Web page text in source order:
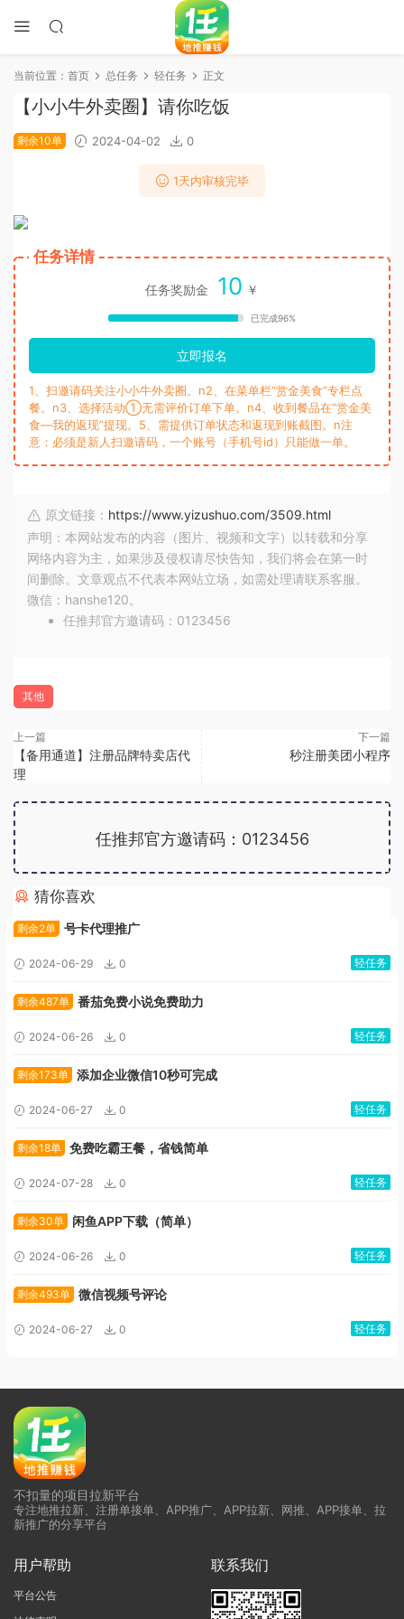
当前位置： 首页 总任务 轻任务 正文
【小小牛外卖圈】请你吃饭
剩余10单 2024-04-02 0
1天内审核完毕
任务详情
任务奖励金 10 ￥
已完成96%
立即报名
1、扫邀请码关注小小牛外卖圈。n2、在菜单栏“赏金美食”专栏点
餐。n3、选择活动①无需评价订单下单。n4、收到餐品在“赏金美
食—我的返现”提现。5、需提供订单状态和返现到账截图。n注
意：必须是新人扫邀请码，一个账号（手机号id）只能做一单。
原文链接： https://www.yizushuo.com/3509.html
声明：本网站发布的内容（图片、视频和文字）以转载和分享
网络内容为主，如果涉及侵权请尽快告知，我们将会在第一时
间删除。文章观点不代表本网站立场，如需处理请联系客服。
微信：hanshe120。
任推邦官方邀请码：0123456
其他
上一篇
【备用通道】注册品牌特卖店代
理
下一篇
秒注册美团小程序
任推邦官方邀请码：0123456
猜你喜欢
剩余2单 号卡代理推广
2024-06-29 0 轻任务
剩余487单 番茄免费小说免费助力
2024-06-26 0 轻任务
剩余173单 添加企业微信10秒可完成
2024-06-27 0 轻任务
剩余18单 免费吃霸王餐，省钱简单
2024-07-28 0 轻任务
剩余30单 闲鱼APP下载（简单）
2024-06-26 0 轻任务
剩余493单 微信视频号评论
2024-06-27 0 轻任务
不扣量的项目拉新平台
专注地推拉新、注册单接单、APP推广、APP拉新、网推、APP接单、拉
新推广的分享平台
用户帮助
平台公告
联系我们